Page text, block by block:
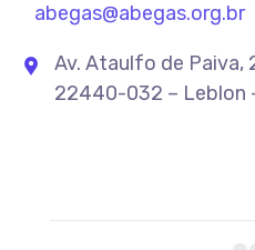
abegas@abegas.org.br
Av. Ataulfo de Paiva,
22440-032 – Leblon